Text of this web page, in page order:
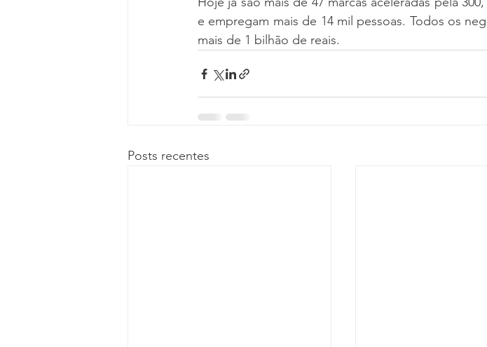
e empregam mais de 14 mil pessoas. Todos os
mais de 1 bilhão de reais.
Posts recentes